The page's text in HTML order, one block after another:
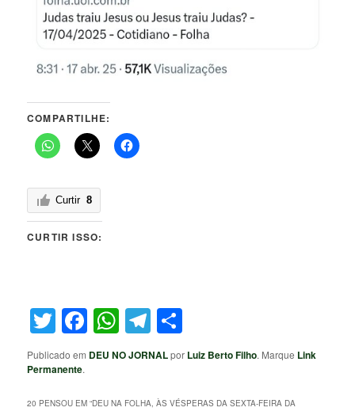
COMPARTILHE:
Curtir 8
CURTIR ISSO:
Twitter
Facebook
WhatsApp
Telegram
Publicado em DEU NO JORNALpor Luiz Berto Filho. Marque Link
Permanente.
20 PENSOU EM “DEU NA FOLHA, ÀS VÉSPERAS DA SEXTA-FEIRA DA